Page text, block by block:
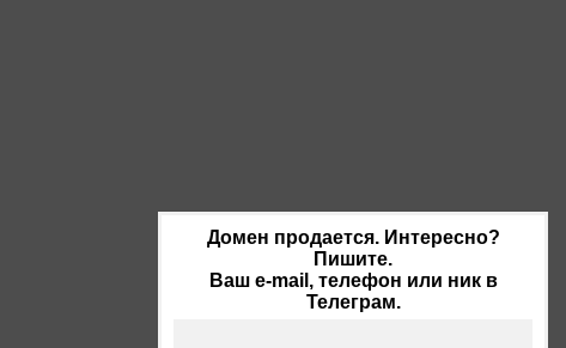
Домен продается. Интересно?
Пишите.
Ваш e-mail, телефон или ник в
Телеграм.